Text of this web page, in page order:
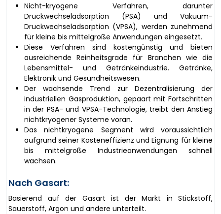
Nicht-kryogene Verfahren, darunter
Druckwechseladsorption (PSA) und Vakuum-
Druckwechseladsorption (VPSA), werden zunehmend
für kleine bis mittelgroße Anwendungen eingesetzt.
Diese Verfahren sind kostengünstig und bieten
ausreichende Reinheitsgrade für Branchen wie die
Lebensmittel- und Getränkeindustrie. Getränke,
Elektronik und Gesundheitswesen.
Der wachsende Trend zur Dezentralisierung der
industriellen Gasproduktion, gepaart mit Fortschritten
in der PSA- und VPSA-Technologie, treibt den Anstieg
nichtkryogener Systeme voran.
Das nichtkryogene Segment wird voraussichtlich
aufgrund seiner Kosteneffizienz und Eignung für kleine
bis mittelgroße Industrieanwendungen schnell
wachsen.
Nach Gasart:
Basierend auf der Gasart ist der Markt in Stickstoff,
Sauerstoff, Argon und andere unterteilt.